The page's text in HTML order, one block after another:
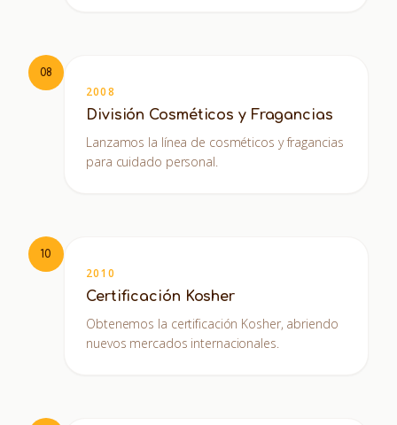
08
2008
División Cosméticos y Fragancias
Lanzamos la línea de cosméticos y fragancias
para cuidado personal.
10
2010
Certificación Kosher
Obtenemos la certificación Kosher, abriendo
nuevos mercados internacionales.